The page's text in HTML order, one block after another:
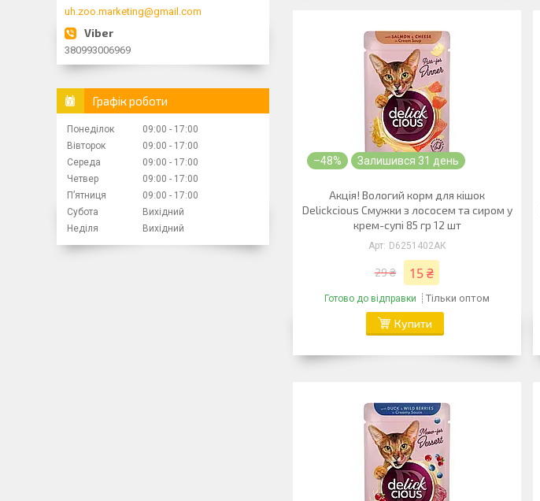
–48% Залишився 31 день
Акція! Вологий корм для кішок
Delickcious Смужки з лососем та сиром у
крем-супі 85 гр 12 шт
D6251402АК
29 ₴ 15 ₴
Готово до відправки Тільки оптом
Купити
uh.zoo.marketing@gmail.com
380993006969
Графік роботи
Понеділок 09:00
17:00
Вівторок
09:00
17:00
Середа
09:00
17:00
Четвер
09:00
17:00
Пʼятниця
09:00
17:00
Субота
Вихідний
Неділя
Вихідний